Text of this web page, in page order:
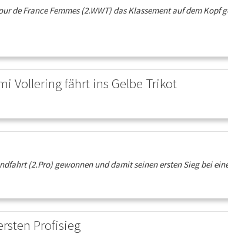
de France Femmes (2.WWT) das Klassement auf dem
Vollering fährt ins Gelbe Trikot
(2.Pro) gewonnen und damit seinen ersten Sieg bei
Profisieg